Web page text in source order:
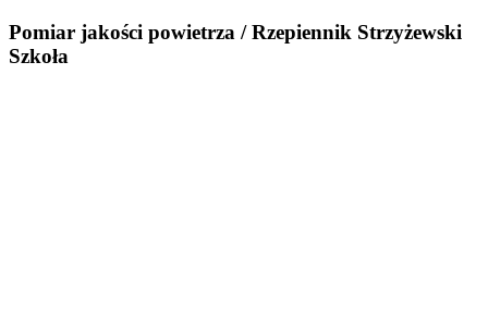
Pomiar jakości powietrza / Rzepiennik Strzyżewski
Szkoła